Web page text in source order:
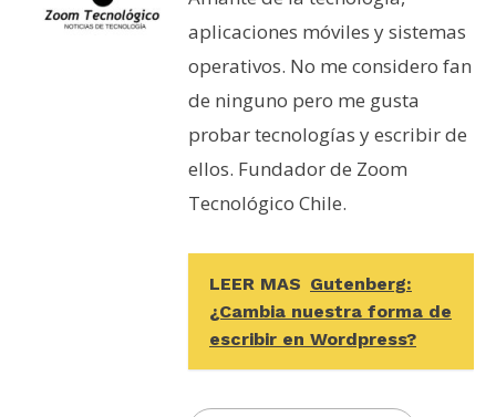
aplicaciones móviles y sistemas
operativos. No me considero fan
de ninguno pero me gusta
probar tecnologías y escribir de
ellos. Fundador de Zoom
Tecnológico Chile.
LEER MAS Gutenberg:
¿Cambia nuestra forma de
escribir en Wordpress?